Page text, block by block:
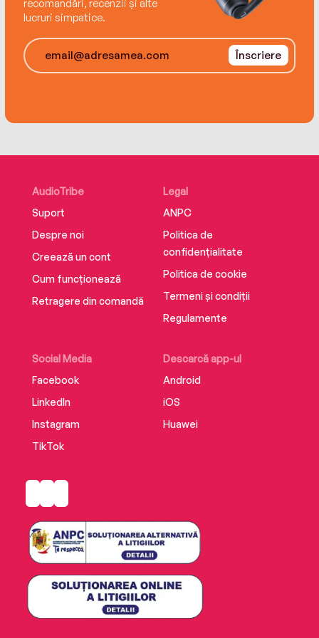
recomandări, recenzii și alte
lucruri simpatice.
Înscriere
AudioTribe
Suport
Despre noi
Creează un cont
Cum funcționează
Retragere din comandă
Social Media
Facebook
LinkedIn
Instagram
TikTok
Descarcă app-ul
Android
iOS
Huawei
Legal
ANPC
Politica de
confidențialitate
Politica de cookie
Termeni și condiții
Regulamente